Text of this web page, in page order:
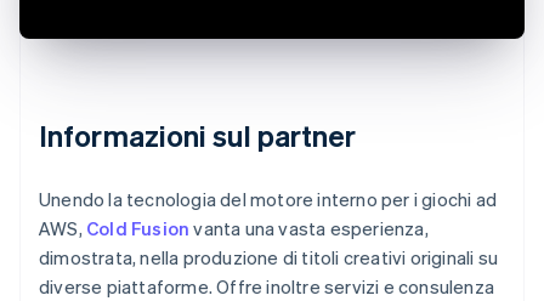
Informazioni sul partner
Unendo la tecnologia del motore interno per i giochi ad
AWS, Cold Fusion vanta una vasta esperienza,
dimostrata, nella produzione di titoli creativi originali su
diverse piattaforme. Offre inoltre servizi e consulenza